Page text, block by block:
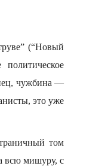
(“Новый
чужбина —
это уже
том
всю мишуру, с